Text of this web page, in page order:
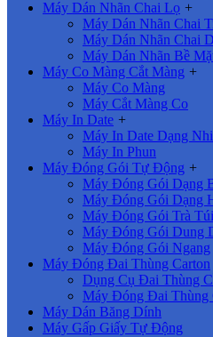
Máy Dán Nhãn Chai Lọ +
Máy Dán Nhãn Chai
Máy Dán Nhãn Chai
Máy Dán Nhãn Bề
Máy Co Màng Cắt Màng +
Máy Co Màng
Máy Cắt Màng Co
Máy In Date +
Máy In Date Dạng
Máy In Phun
Máy Đóng Gói Tự Động +
Máy Đóng Gói Dạng
Máy Đóng Gói Dạng
Máy Đóng Gói Trà
Máy Đóng Gói Dung
Máy Đóng Gói Ngang
Máy Đóng Đai Thùng Carton
Dụng Cụ Đai Thùng
Máy Đóng Đai Thùng
Máy Dán Băng Dính
Máy Gấp Giấy Tự Động